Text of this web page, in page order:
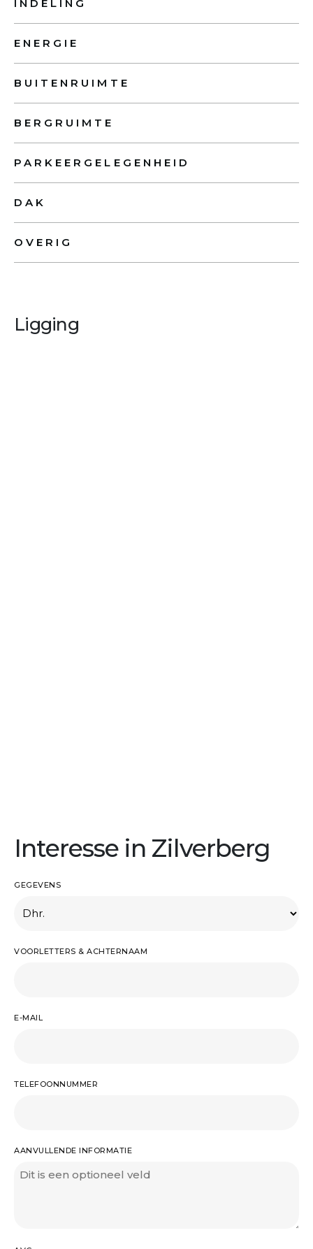
INDELING
ENERGIE
BUITENRUIMTE
BERGRUIMTE
PARKEERGELEGENHEID
DAK
OVERIG
Ligging
Interesse in Zilverberg
GEGEVENS
VOORLETTERS & ACHTERNAAM
E-MAIL
TELEFOONNUMMER
AANVULLENDE INFORMATIE